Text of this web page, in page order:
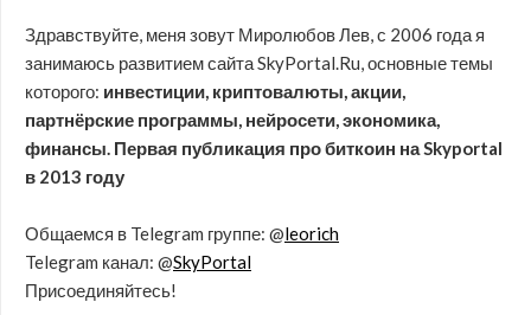
Здравствуйте, меня зовут Миролюбов Лев, с 2006 года я
занимаюсь развитием сайта SkyPortal.Ru, основные темы
которого: инвестиции, криптовалюты, акции,
партнёрские программы, нейросети, экономика,
финансы. Первая публикация про биткоин на Skyportal
в 2013 году
Общаемся в Telegram группе: @leorich
Telegram канал: @SkyPortal
Присоединяйтесь!